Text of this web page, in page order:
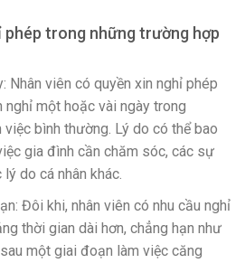
phép trong những trường hợp
Nhân viên có quyền xin nghỉ phép
nghỉ một hoặc vài ngày trong
việc bình thường. Lý do có thể bao
gia đình cần chăm sóc, các sự
do cá nhân khác.
Đôi khi, nhân viên có nhu cầu nghỉ
thời gian dài hơn, chẳng hạn như
một giai đoạn làm việc căng